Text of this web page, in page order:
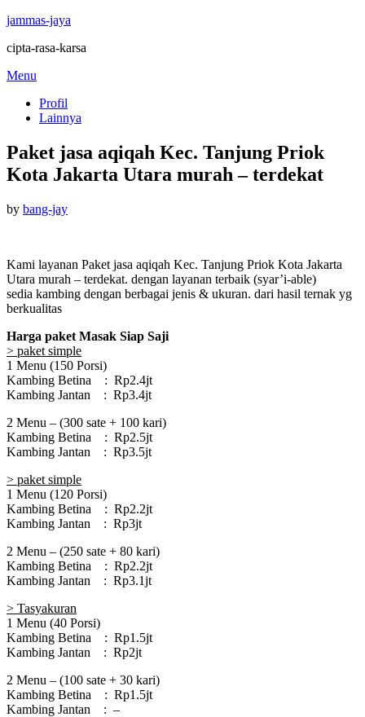
jammas-jaya
cipta-rasa-karsa
Skip
content
Menu
Profil
Lainnya
Paket jasa aqiqah Kec. Tanjung Priok
Kota Jakarta Utara murah – terdekat
by bang-jayPosted
Kami layanan Paket jasa aqiqah Kec. Tanjung Priok Kota Jakarta
Utara murah – terdekat. dengan layanan terbaik (syar’i-able)
sedia kambing dengan berbagai jenis & ukuran. dari hasil ternak yg
berkualitas
Harga paket Masak Siap Saji
> paket simple
1 Menu (150 Porsi)
Kambing Betina : Rp2.4jt
Kambing Jantan : Rp3.4jt
2 Menu – (300 sate + 100 kari)
Kambing Betina : Rp2.5jt
Kambing Jantan : Rp3.5jt
> paket simple
1 Menu (120 Porsi)
Kambing Betina : Rp2.2jt
Kambing Jantan : Rp3jt
2 Menu – (250 sate + 80 kari)
Kambing Betina : Rp2.2jt
Kambing Jantan : Rp3.1jt
> Tasyakuran
1 Menu (40 Porsi)
Kambing Betina : Rp1.5jt
Kambing Jantan : Rp2jt
2 Menu – (100 sate + 30 kari)
Kambing Betina : Rp1.5jt
Kambing Jantan : –